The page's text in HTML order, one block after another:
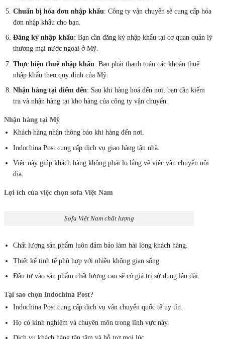
Chuẩn bị hóa đơn nhập khẩu: Công ty vận chuyển sẽ cung cấp hóa
đơn nhập khẩu cho bạn.
Đăng ký nhập khẩu: Bạn cần đăng ký nhập khẩu tại cơ quan quản lý
thương mại nước ngoài ở Mỹ.
Thực hiện thuế nhập khẩu: Bạn phải thanh toán các khoản thuế
nhập khẩu theo quy định của Mỹ.
Nhận hàng tại điểm đến: Sau khi hàng hoá đến nơi, bạn cần kiểm
tra và nhận hàng tại kho hàng của công ty vận chuyển.
Nhận hàng tại Mỹ
Khách hàng nhận thông báo khi hàng đến nơi.
Indochina Post cung cấp dịch vụ giao hàng tận nhà.
Việc này giúp khách hàng không phải lo lắng về việc vận chuyển nội
địa.
Lợi ích của việc chọn sofa Việt Nam
Sofa Việt Nam chất lượng
Chất lượng sản phẩm luôn đảm bảo làm hài lòng khách hàng.
Thiết kế tinh tế phù hợp với nhiều không gian sống.
Đầu tư vào sản phẩm chất lượng cao sẽ có giá trị sử dụng lâu dài.
Tại sao chọn Indochina Post?
Indochina Post cung cấp dịch vụ vận chuyển quốc tế uy tín.
Họ có kinh nghiệm và chuyên môn trong lĩnh vực này.